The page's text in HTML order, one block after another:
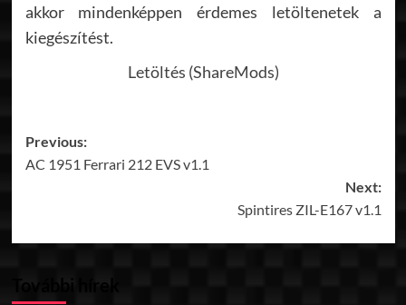
akkor mindenképpen érdemes letöltenetek a
kiegészítést.
Letöltés (ShareMods)
Post
navigation
Previous:
AC 1951 Ferrari 212 EVS v1.1
Next:
Spintires ZIL-E167 v1.1